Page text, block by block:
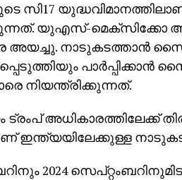
സി17
യുഎസ്-മെക്സിക്കോ
നാടുകടത്താന്‍
നിയന്ത്രിക്കുന്നത്.
അധികാരത്തിലേക്ക്
ഇന്ത്യയിലേക്കുള്ള
2024